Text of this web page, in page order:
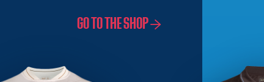
GO TO THE SHOP